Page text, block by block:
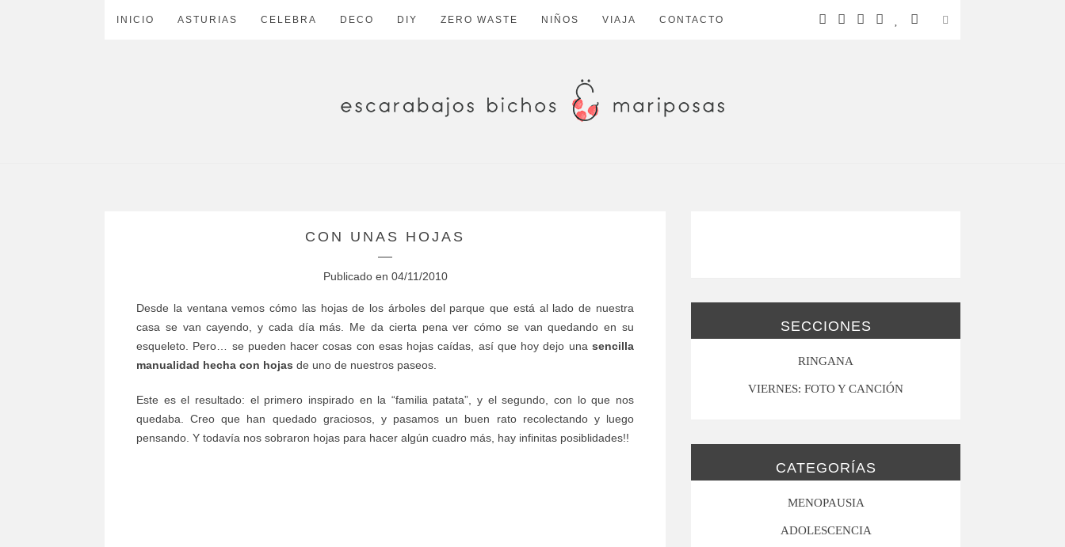
INICIO ASTURIAS CELEBRA DECO DIY ZERO WASTE NIÑOS VIAJA CONTACTO
CON UNAS HOJAS
Publicado en 04/11/2010
Desde la ventana vemos cómo las hojas de los árboles del parque que está al lado de nuestra
casa se van cayendo, y cada día más. Me da cierta pena ver cómo se van quedando en su
esqueleto. Pero… se pueden hacer cosas con esas hojas caídas, así que hoy dejo una sencilla
manualidad hecha con hojas de uno de nuestros paseos.
Este es el resultado: el primero inspirado en la “familia patata”, y el segundo, con lo que nos
quedaba. Creo que han quedado graciosos, y pasamos un buen rato recolectando y luego
pensando. Y todavía nos sobraron hojas para hacer algún cuadro más, hay infinitas posiblidades!!
SECCIONES
RINGANA
VIERNES: FOTO Y CANCIÓN
CATEGORÍAS
MENOPAUSIA
ADOLESCENCIA